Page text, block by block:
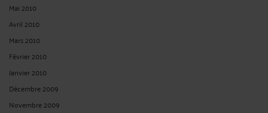
Mai 2010
Avril 2010
Mars 2010
Février 2010
Janvier 2010
Décembre 2009
Novembre 2009